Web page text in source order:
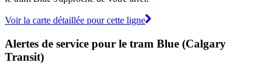
Voir la carte détaillée pour cette ligne
Alertes de service pour le tram Blue (Calgary
Transit)